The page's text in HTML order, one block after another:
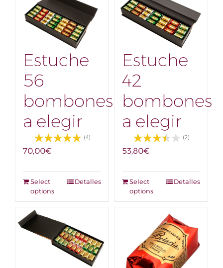
Estuche
56
bombones
a elegir
(4)
70,00€
Select
options
Detalles
Estuche
42
bombones
a elegir
(2)
53,80€
Select
options
Detalles